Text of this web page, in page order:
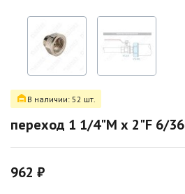
В наличии: 52 шт.
переход 1 1/4"M х 2"F 6/36
962 ₽